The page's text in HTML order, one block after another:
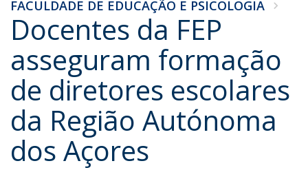
FACULDADE DE EDUCAÇÃO E PSICOLOGIA
Docentes da FEP
asseguram formação
de diretores escolares
da Região Autónoma
dos Açores